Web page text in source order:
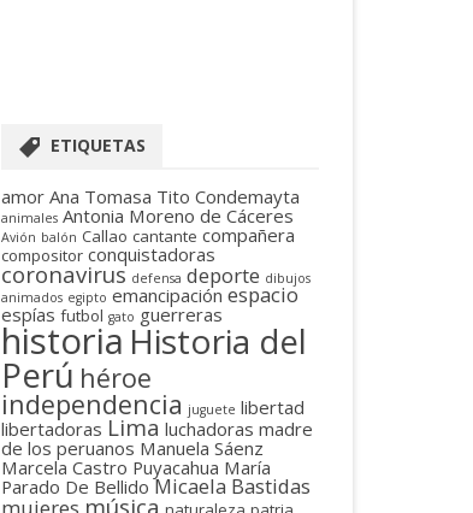
ETIQUETAS
amor Ana Tomasa Tito Condemayta
animales Antonia Moreno de Cáceres
Avión balón Callao cantante compañera
compositor conquistadoras
coronavirus defensa deporte dibujos
animados egipto emancipación espacio
espías futbol gato guerreras
historia Historia del
Perú héroe
independencia juguete libertad
libertadoras Lima luchadoras madre
de los peruanos Manuela Sáenz
Marcela Castro Puyacahua María
Parado De Bellido Micaela Bastidas
música